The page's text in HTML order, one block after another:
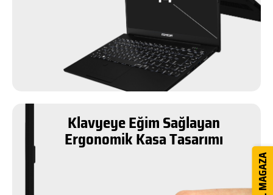
Klavyeye Eğim Sağlayan
Ergonomik Kasa Tasarımı